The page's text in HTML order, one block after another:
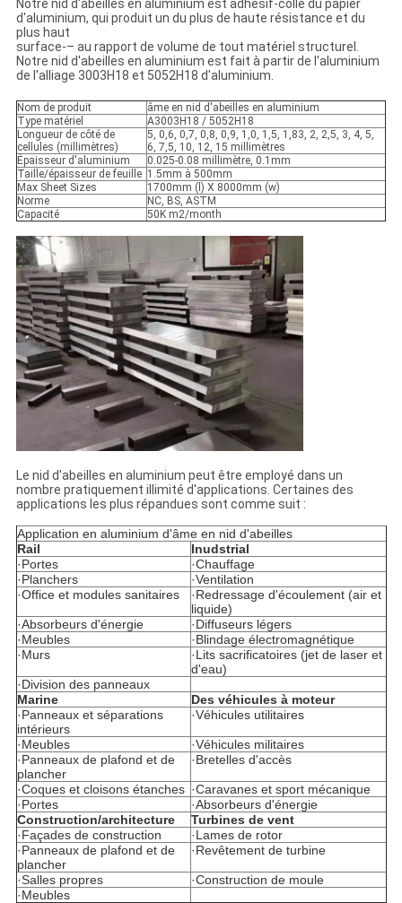
Notre nid d'abeilles en aluminium est adhésif-collé du papier
d'aluminium, qui produit un du plus de haute résistance et du
plus haut
surface-– au rapport de volume de tout matériel structurel.
Notre nid d'abeilles en aluminium est fait à partir de l'aluminium
de l'alliage 3003H18 et 5052H18 d'aluminium.
Nom de produit
âme en nid d'abeilles en aluminium
Type matériel
A3003H18 / 5052H18
Longueur de côté de
cellules (millimètres)
5, 0,6, 0,7, 0,8, 0,9, 1,0, 1,5, 1,83, 2, 2,5, 3, 4, 5,
6, 7,5, 10, 12, 15 millimètres
Épaisseur d'aluminium
0.025-0.08 millimètre, 0.1mm
Taille/épaisseur de feuille 1.5mm à 500mm
Max Sheet Sizes
1700mm (l) X 8000mm (w)
Norme
NC, BS, ASTM
Capacité
50K m2/month
Le nid d'abeilles en aluminium peut être employé dans un
nombre pratiquement illimité d'applications. Certaines des
applications les plus répandues sont comme suit :
Application en aluminium d'âme en nid d'abeilles
Rail
Inudstrial
·Portes
·Chauffage
·Planchers
·Ventilation
·Office et modules sanitaires
·Redressage d'écoulement (air et
liquide)
·Absorbeurs d'énergie
·Diffuseurs légers
·Meubles
·Blindage électromagnétique
·Murs
·Lits sacrificatoires (jet de laser et
d'eau)
·Division des panneaux
Marine
Des véhicules à moteur
·Panneaux et séparations
intérieurs
·Véhicules utilitaires
·Meubles
·Véhicules militaires
·Panneaux de plafond et de
plancher
·Bretelles d'accès
·Coques et cloisons étanches ·Caravanes et sport mécanique
·Portes
·Absorbeurs d'énergie
Construction/architecture
Turbines de vent
·Façades de construction
·Lames de rotor
·Panneaux de plafond et de
plancher
·Revêtement de turbine
·Salles propres
·Construction de moule
·Meubles